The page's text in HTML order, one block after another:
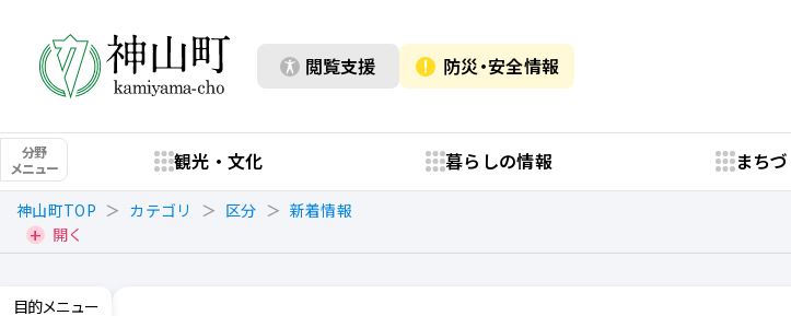
閲覧支援 防災・安全情報
分野
メニュー
観光・文化 暮らしの情報 まち
神山町TOP カテゴリ 区分
新着情報
開く
目的メニュー